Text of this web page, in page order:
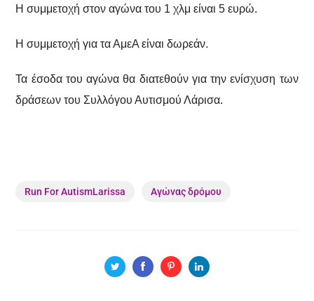
Η συμμετοχή στον αγώνα του 1 χλμ είναι 5 ευρώ.
Η συμμετοχή για τα ΑμεΑ είναι δωρεάν.
Τα έσοδα του αγώνα θα διατεθούν για την ενίσχυση των
δράσεων του Συλλόγου Αυτισμού Λάρισα.
Run For AutismLarissa Αγώνας δρόμου